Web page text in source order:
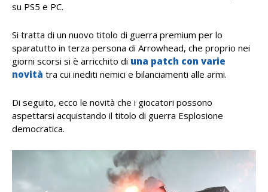
su PS5 e PC.
Si tratta di un nuovo titolo di guerra premium per lo
sparatutto in terza persona di Arrowhead, che proprio nei
giorni scorsi si è arricchito di una patch con varie
novità tra cui inediti nemici e bilanciamenti alle armi.
Di seguito, ecco le novità che i giocatori possono
aspettarsi acquistando il titolo di guerra Esplosione
democratica.